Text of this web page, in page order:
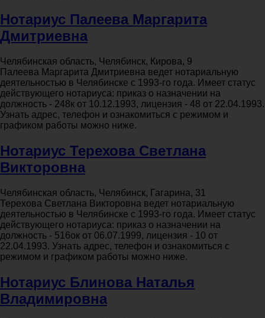
Нотариус Палеева Маргарита
Дмитриевна
Челябинская область, Челябинск, Кирова, 9
Палеева Маргарита Дмитриевна ведет нотариальную
деятельностью в Челябинске с 1993-го года. Имеет статус
действующего нотариуса: приказ о назначении на
должность - 248к от 10.12.1993, лицензия - 48 от 22.04.1993.
Узнать адрес, телефон и ознакомиться с режимом и
графиком работы можно ниже.
Нотариус Терехова Светлана
Викторовна
Челябинская область, Челябинск, Гагарина, 31
Терехова Светлана Викторовна ведет нотариальную
деятельностью в Челябинске с 1993-го года. Имеет статус
действующего нотариуса: приказ о назначении на
должность - 516ок от 06.07.1999, лицензия - 10 от
22.04.1993. Узнать адрес, телефон и ознакомиться с
режимом и графиком работы можно ниже.
Нотариус Блинова Наталья
Владимировна